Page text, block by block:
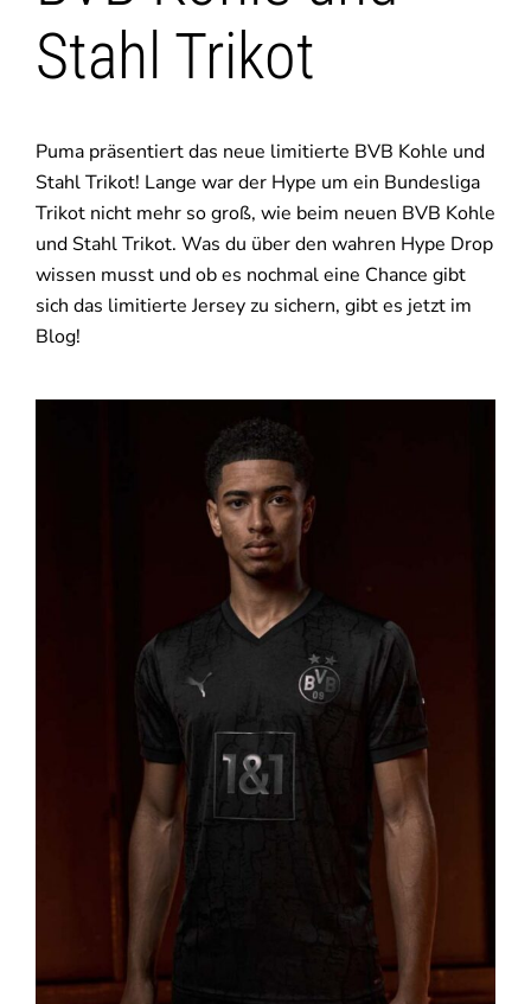
Stahl Trikot
Puma präsentiert das neue limitierte BVB Kohle und
Stahl Trikot! Lange war der Hype um ein Bundesliga
Trikot nicht mehr so groß, wie beim neuen BVB Kohle
und Stahl Trikot. Was du über den wahren Hype Drop
wissen musst und ob es nochmal eine Chance gibt
sich das limitierte Jersey zu sichern, gibt es jetzt im
Blog!